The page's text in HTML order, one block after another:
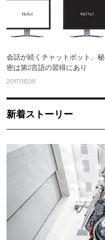
会話が続くチャットボット、秘
密は第2言語の習得にあり
2017.08.08
新着ストーリー